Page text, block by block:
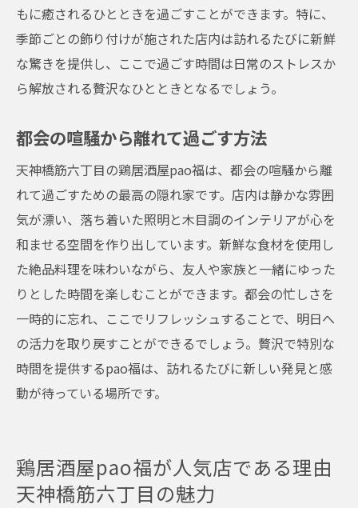
もに癒されるひとときを過ごすことができます。特に、
季節ごとの飾り付けが施された店内は訪れるたびに新鮮
な驚きを提供し、ここで過ごす時間は日常のストレスか
ら解放される贅沢なひとときとなるでしょう。
都会の喧騒から離れて過ごす方法
天神橋筋六丁目の鶏居酒屋pao福は、都会の喧騒から離
れて過ごすための最高の隠れ家です。店内は静かな雰囲
気が漂い、落ち着いた照明と木目調のインテリアが心を
和ませる空間を作り出しています。新鮮な食材を使用し
た絶品料理を味わいながら、友人や家族と一緒にゆった
りとした時間を楽しむことができます。都会の忙しさを
一時的に忘れ、ここでリフレッシュすることで、明日へ
の活力を取り戻すことができるでしょう。贅沢で特別な
時間を提供するpao福は、訪れるたびに新しい発見と感
動が待っている場所です。
鶏居酒屋pao福が人気店である理由
天神橋筋六丁目の魅力